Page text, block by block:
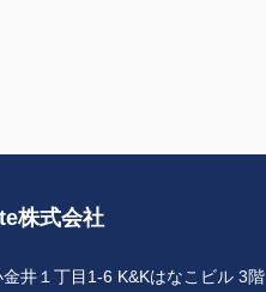
株式会社
井１丁目1-6 K&Kはなこビル 3階